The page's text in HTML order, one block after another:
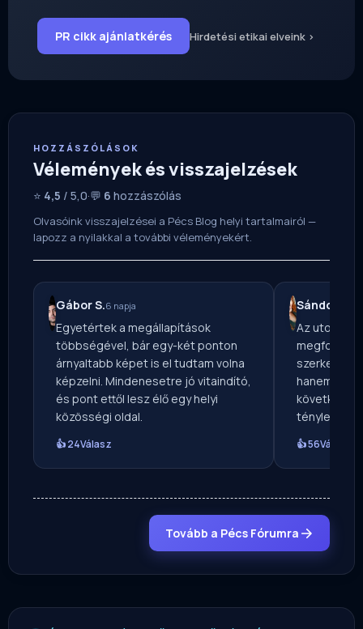
PR cikk ajánlatkérés Hirdetési etikai elveink ›
HOZZÁSZÓLÁSOK
Vélemények és visszajelzések
⭐ 4,5 / 5,0·💬 6 hozzászólás
Olvasóink visszajelzései a Pécs Blog helyi tartalmairól —
lapozz a nyilakkal a további véleményekért.
Gábor S.6 napja
Egyetértek a megállapítások
többségével, bár egy-két ponton
árnyaltabb képet is el tudtam volna
képzelni. Mindenesetre jó vitaindító,
és pont ettől lesz élő egy helyi
közösségi oldal.
👍 24Válasz
Sándor M.
Az utolsó
megfogott.
hanem a
tényleg van
👍 56Válasz
Tovább a Pécs Fórumra